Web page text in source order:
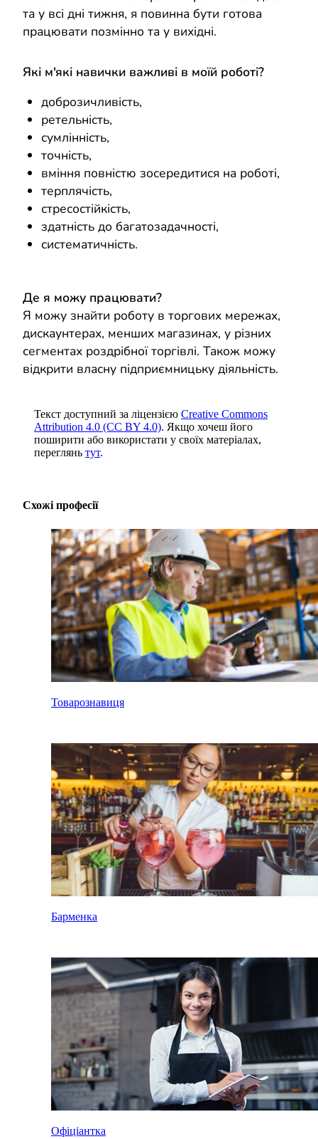
та у всі дні тижня, я повинна бути готова
працювати позмінно та у вихідні.
Які м'які навички важливі в моїй роботі?
доброзичливість,
ретельність,
сумлінність,
точність,
вміння повністю зосередитися на роботі,
терплячість,
стресостійкість,
здатність до багатозадачності,
систематичність.
Де я можу працювати?
Я можу знайти роботу в торгових мережах,
дискаунтерах, менших магазинах, у різних
сегментах роздрібної торгівлі. Також можу
відкрити власну підприємницьку діяльність.
Текст доступний за ліцензією Creative Commons
Attribution 4.0 (CC BY 4.0). Якщо хочеш його
поширити або використати у своїх матеріалах,
переглянь тут.
Схожі професії
Товарознавиця
Барменка
Офіціантка